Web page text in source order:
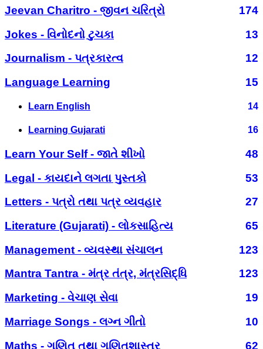
Jeevan Charitro - જીવન ચરિત્રો
174
Jokes - વિનોદનો ટુચકા
13
Journalism - પત્રકારત્વ
12
Language Learning
15
Learn English 14
Learning Gujarati 16
Learn Your Self - જાતે શીખો
48
Legal - કાયદાને લગતા પુસ્તકો
53
Letters - પત્રો તથા પત્ર વ્યવહાર
27
Literature (Gujarati) - લોકસાહિત્ય
65
Management - વ્યવસ્થા સંચાલન
123
Mantra Tantra - મંત્ર તંત્ર, મંત્રસિદ્ધિ
123
Marketing - વેચાણ સેવા
19
Marriage Songs - લગ્ન ગીતો
10
Maths - ગણિત તથા ગણિતશાસ્ત્ર
62